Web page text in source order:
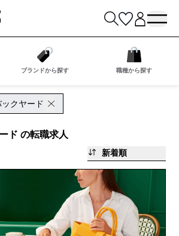
ブランドから探す 職種から探す
クヤード
ド の転職求人
新着順